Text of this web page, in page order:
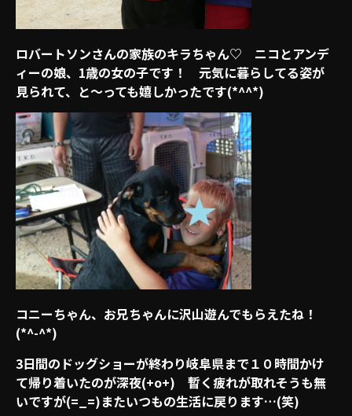
ロバートソンさんの家族のキラちゃん♡ ニコとアンデ
ィーの娘、1歳の女の子です！ 元気に暮らしてる姿が
見られて、と～っても嬉しかったです(*^^*)
コニーちゃん、お兄ちゃんに沢山遊んでもらえたね！
(*^-^*)
3日間のドッグショーが終わり岐阜県まで１０時間かけ
て帰り着いたのが深夜(+o+) 暫く疲れが取れそうも無
いですが(=_=)またいつもの生活に戻ります…(笑)